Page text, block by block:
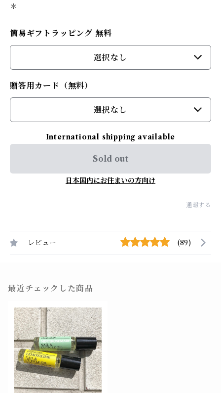
＊
簡易ギフトラッピング 無料
選択なし
贈答用カード（無料）
選択なし
International shipping available
Sold out
日本国内にお住まいの方向け
通報する
レビュー (89)
最近チェックした商品